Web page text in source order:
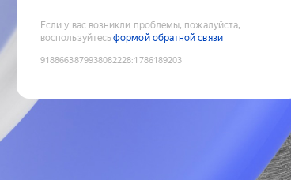
Если у вас возникли проблемы, пожалуйста,
воспользуйтесьформой обратной связи
9188663879938082228:1786189203